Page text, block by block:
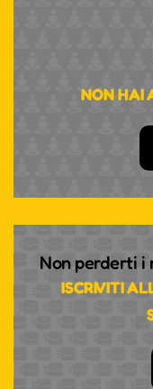
NON HAI
Non perderti i
ISCRIVITI